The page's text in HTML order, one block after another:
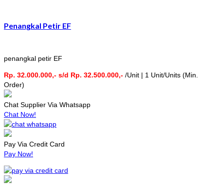
Penangkal Petir EF
penangkal petir EF
Rp. 32.000.000,- s/d Rp. 32.500.000,- /Unit | 1 Unit/Units (Min.
Order)
Chat Supplier Via Whatsapp
Chat Now!
Pay Via Credit Card
Pay Now!